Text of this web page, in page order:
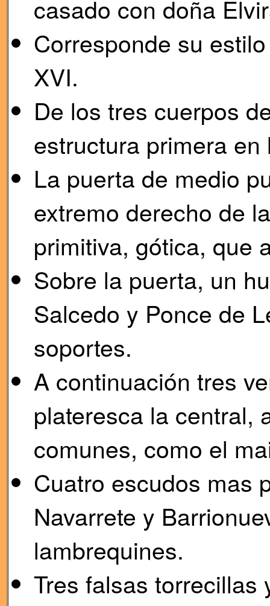
casado con doña
Corresponde su
XVI.
De los tres cuerpos
estructura primera
La puerta de medio
extremo derecho de
primitiva, gótica, que
Sobre la puerta, un
Salcedo y Ponce de
soportes.
A continuación tres
plateresca la central,
comunes, como el
Cuatro escudos mas
Navarrete y
lambrequines.
Tres falsas